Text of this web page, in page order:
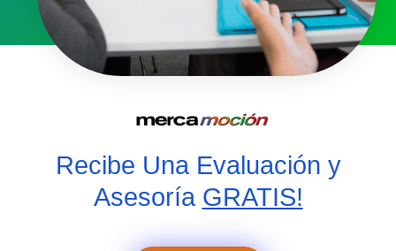
Recibe Una Evaluación y
Asesoría GRATIS!